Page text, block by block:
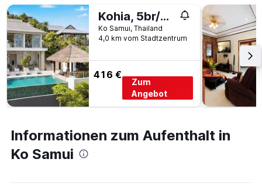
Kohia, 5br/5bth, Sea Views, Serviced Daily, Chef On Request, North Chaweng
Ko Samui, Thailand
4,0 km vom Stadtzentrum
416 €
Zum
Angebot
Informationen zum Aufenthalt in
Ko Samui